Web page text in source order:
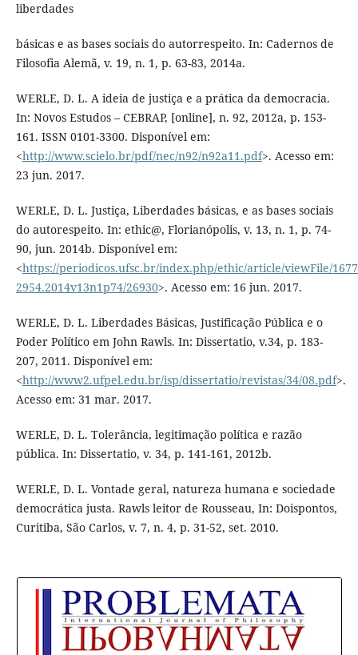
liberdades
básicas e as bases sociais do autorrespeito. In: Cadernos de
Filosofia Alemã, v. 19, n. 1, p. 63-83, 2014a.
WERLE, D. L. A ideia de justiça e a prática da democracia.
In: Novos Estudos – CEBRAP, [online], n. 92, 2012a, p. 153-
161. ISSN 0101-3300. Disponível em:
<http://www.scielo.br/pdf/nec/n92/n92a11.pdf>. Acesso em:
23 jun. 2017.
WERLE, D. L. Justiça, Liberdades básicas, e as bases sociais
do autorespeito. In: ethic@, Florianópolis, v. 13, n. 1, p. 74-
90, jun. 2014b. Disponível em:
<https://periodicos.ufsc.br/index.php/ethic/article/viewFile/
2954.2014v13n1p74/26930>. Acesso em: 16 jun. 2017.
WERLE, D. L. Liberdades Básicas, Justificação Pública e o
Poder Político em John Rawls. In: Dissertatio, v.34, p. 183-
207, 2011. Disponível em:
<http://www2.ufpel.edu.br/isp/dissertatio/revistas/34/08.pdf>.
Acesso em: 31 mar. 2017.
WERLE, D. L. Tolerância, legitimação política e razão
pública. In: Dissertatio, v. 34, p. 141-161, 2012b.
WERLE, D. L. Vontade geral, natureza humana e sociedade
democrática justa. Rawls leitor de Rousseau, In: Doispontos,
Curitiba, São Carlos, v. 7, n. 4, p. 31-52, set. 2010.